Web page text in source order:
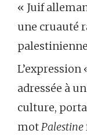
« Juif
une cruauté
adressée à
culture,
motPalestine